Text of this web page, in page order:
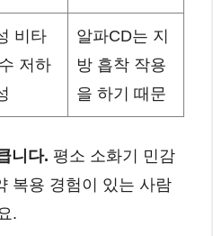
비타
저하
알파CD는 지
방 흡착 작용
을 하기 때문
니다. 평소 소화기 민감
복용 경험이 있는 사람
.